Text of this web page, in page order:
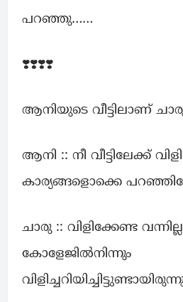
പറഞ്ഞു……
❣️❣️❣️❣️
ആനിയുടെ വീട്ടിലാണ്
ആനി :: നീ വീട്ടിലേക്ക്
കാര്യങ്ങളൊക്കെ
ചാരു :: വിളിക്കേണ്ട വന്നില്ല
കോളേജിൽനിന്നും